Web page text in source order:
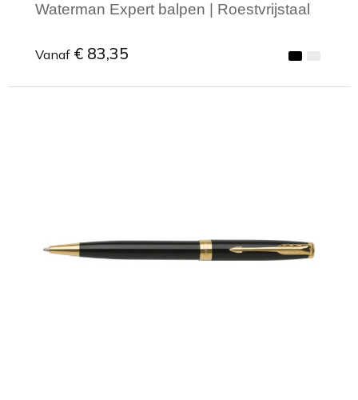
Waterman Expert balpen | Roestvrijstaal
Vanaf € 83,35